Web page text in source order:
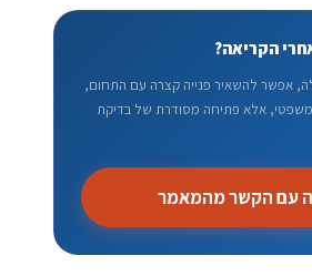
הקריאה?
אפשר להשאיר פנייה קצרה עם התחום,
משפטי, אלא פתיחה מסודרת של בדיקת
עם הקשר מהמאמר